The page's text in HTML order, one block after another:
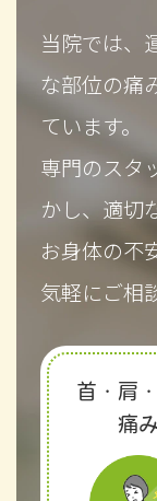
当院では、
な部位の痛
ています。
専門のスタ
かし、適切
お身体の不
気軽にご相
首・肩
痛